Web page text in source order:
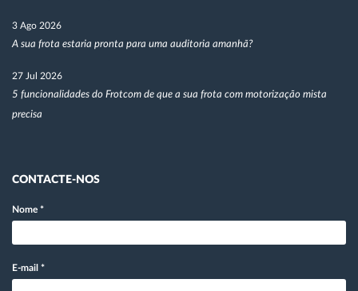
3 Ago 2026
A sua frota estaria pronta para uma auditoria amanhã?
27 Jul 2026
5 funcionalidades do Frotcom de que a sua frota com motorização mista
precisa
CONTACTE-NOS
Nome *
E-mail *